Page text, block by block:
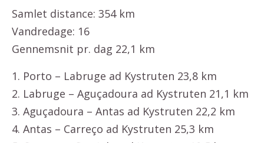
Samlet distance: 354 km
Vandredage: 16
Gennemsnit pr. dag 22,1 km
1. Porto – Labruge ad Kystruten 23,8 km
2. Labruge – Aguçadoura ad Kystruten 21,1 km
3. Aguçadoura – Antas ad Kystruten 22,2 km
4. Antas – Carreço ad Kystruten 25,3 km